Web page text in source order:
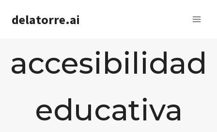
delatorre.ai
accesibilidad
educativa